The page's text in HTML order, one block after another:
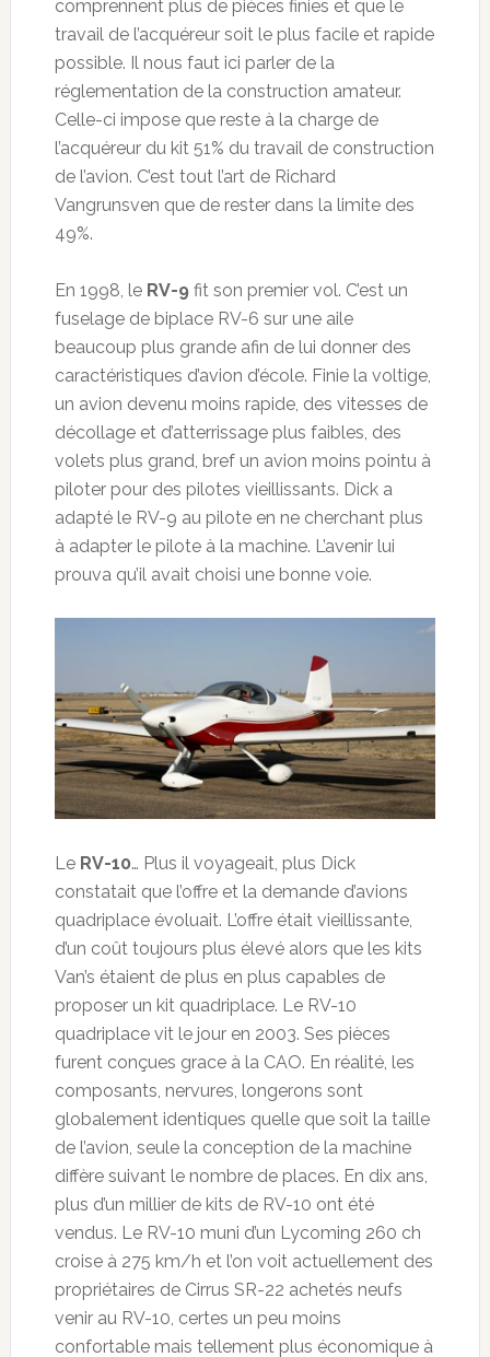
comprennent plus de pièces finies et que le
travail de l’acquéreur soit le plus facile et rapide
possible. Il nous faut ici parler de la
réglementation de la construction amateur.
Celle-ci impose que reste à la charge de
l’acquéreur du kit 51% du travail de construction
de l’avion. C’est tout l’art de Richard
Vangrunsven que de rester dans la limite des
49%.
En 1998, le RV-9fit son premier vol. C’est un
fuselage de biplace RV-6 sur une aile
beaucoup plus grande afin de lui donner des
caractéristiques d’avion d’école. Finie la voltige,
un avion devenu moins rapide, des vitesses de
décollage et d’atterrissage plus faibles, des
volets plus grand, bref un avion moins pointu à
piloter pour des pilotes vieillissants. Dick a
adapté le RV-9 au pilote en ne cherchant plus
à adapter le pilote à la machine. L’avenir lui
prouva qu’il avait choisi une bonne voie.
Le RV-10… Plus il voyageait, plus Dick
constatait que l’offre et la demande d’avions
quadriplace évoluait. L’offre était vieillissante,
d’un coût toujours plus élevé alors que les kits
Van’s étaient de plus en plus capables de
proposer un kit quadriplace. Le RV-10
quadriplace vit le jour en 2003. Ses pièces
furent conçues grace à la CAO. En réalité, les
composants, nervures, longerons sont
globalement identiques quelle que soit la taille
de l’avion, seule la conception de la machine
diffère suivant le nombre de places. En dix ans,
plus d’un millier de kits de RV-10 ont été
vendus. Le RV-10 muni d’un Lycoming 260 ch
croise à 275 km/h et l’on voit actuellement des
propriétaires de Cirrus SR-22 achetés neufs
venir au RV-10, certes un peu moins
confortable mais tellement plus économique à